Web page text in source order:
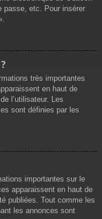
passe, etc. Pour insérer
très importantes
en haut de
l’utilisateur. Les
sont définies par les
importantes sur le
apparaissent en haut de
publiées. Tout comme les
les annonces sont